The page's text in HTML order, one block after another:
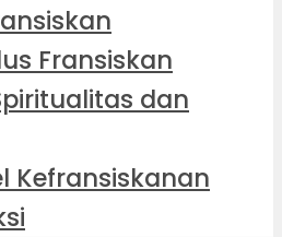
Fransiskan
dan
Kefransiskanan